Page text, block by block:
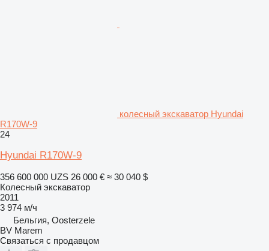
колесный экскаватор Hyundai
R170W-9
24
Hyundai R170W-9
356 600 000 UZS 26 000 € ≈ 30 040 $
Колесный экскаватор
2011
3 974 м/ч
Бельгия, Oosterzele
BV Marem
Связаться с продавцом